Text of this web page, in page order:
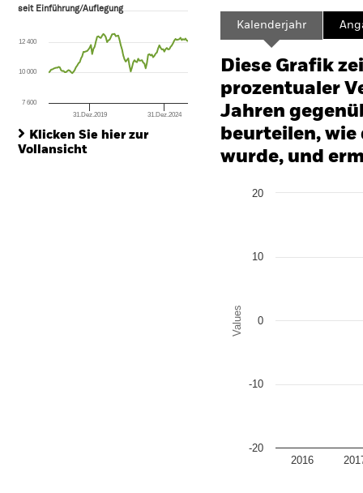
seit Einführung/Auflegung
The chart has 1 X axis displaying Time. Range: 2017-04-01 00:00:00 to
The chart has 1 Y axis displaying values. Range: -24 to 48.
seit Einführung/Auflegung
31.Dez.2019 31.Dez.2024
7 600
10 000
12 400
Klicken Sie hier zur
Vollansicht
Kalenderjahr
Diese Grafik
prozentualer
Jahren
beurteilen,
wurde, und
Bar chart with 2 data
Values
2016
-20
-10
0
10
20